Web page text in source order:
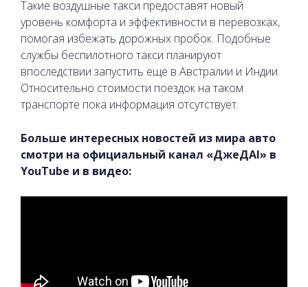
Такие воздушные такси предоставят новый
уровень комфорта и эффективности в перевозках,
помогая избежать дорожных пробок. Подобные
службы беспилотного такси планируют
впоследствии запустить еще в Австралии и Индии.
Относительно стоимости поездок на таком
транспорте пока информация отсутствует.
Больше интересных новостей из мира авто
смотри на официальный канал «ДжеДАІ» в
YouTube и в видео: